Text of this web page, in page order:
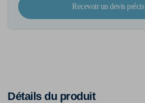
Recevoir un devis précis
Détails du produit